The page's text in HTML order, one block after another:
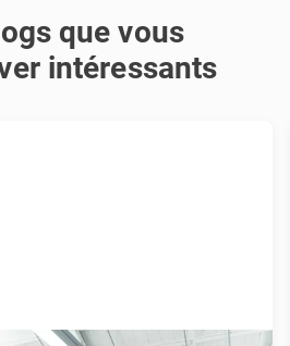
que vous
intéressants